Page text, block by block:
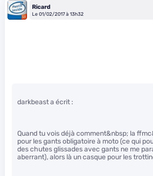
Ricard
Le 01/02/2017 à 13h32
darkbeast a écrit :
Quand tu vois déjà comment&nbsp; la
pour les gants obligatoire à moto (ce qui
des chutes glissades avec gants ne me
aberrant), alors là un casque pour les